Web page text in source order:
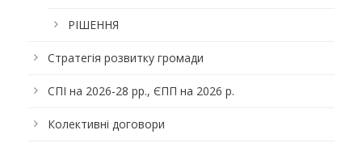
РІШЕННЯ
Стратегія розвитку громади
СПІ на 2026-28 рр., ЄПП на 2026 р.
Колективні договори